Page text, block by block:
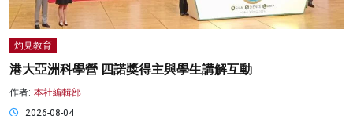
灼見教育
港大亞洲科學營 四諾獎得主與學生講解互動
作者: 本社編輯部
2026-08-04